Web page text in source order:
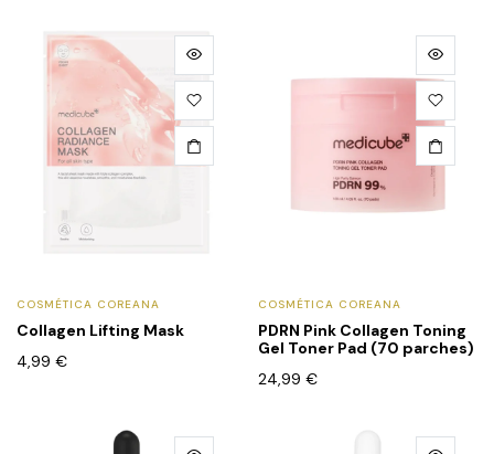
COSMÉTICA COREANA
Collagen Lifting Mask
4,99 €
COSMÉTICA COREANA
PDRN Pink Collagen Toning
Gel Toner Pad (70 parches)
24,99 €